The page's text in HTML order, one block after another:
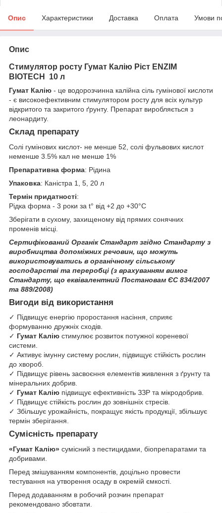
Опис Характеристики Доставка Оплата Умови
Опис
Стимулятор росту Гумат Калію Ріст ENZIM
BIOTECH 10 л
Гумат Калію - це водорозчинна калійна сіль гумінової кислоти
- є високоефективним стимулятором росту для всіх культур
відкритого та закритого ґрунту. Препарат виробляється з
леонардиту.
Склад препарату
Солі гумінових кислот- не менше 52, солі фульвових кислот
неменше 3.5% кал не менше 1%
Препаративна форма: Рідина
Упаковка: Каністра 1, 5, 20 л
Термін придатності:
Рідка форма - 3 роки за t° від +2 до +30°С
Зберігати в сухому, захищеному від прямих сонячних
променів місці.
Сертифікований Органік Стандарт згідно Стандарту з
виробництва допоміжних речовин, що можуть
використовуватись в органічному сільському
господарстві та переробці (з врахуванням вимог
Стандарту, що еквівалентний Постановам ЄС 834/2007
та 889/2008)
Вигоди від використання
✓ Підвищує енергію проростання насіння, сприяє
формуванню дружніх сходів.
✓ Гумат Калію стимулює розвиток потужної кореневої
системи.
✓ Активує імунну систему рослин, підвищує стійкість рослин
до хвороб.
✓ Підвищує рівень засвоєння елементів живлення з ґрунту та
мінеральних добрив.
✓ Гумат Калію підвищує ефективність ЗЗР та мікродобрив.
✓ Підвищує стійкість рослин до зовнішніх стресів.
✓ Збільшує урожайність, покращує якість продукції, збільшує
термін зберігання.
Сумісність препарату
«Гумат Калію» сумісний з пестицидами, біопрепаратами та
добривами.
Перед змішуванням компонентів, доцільно провести
тестування на утворення осаду в окремій ємкості.
Перед додаванням в робочий розчин препарат
рекомендовано збовтати.